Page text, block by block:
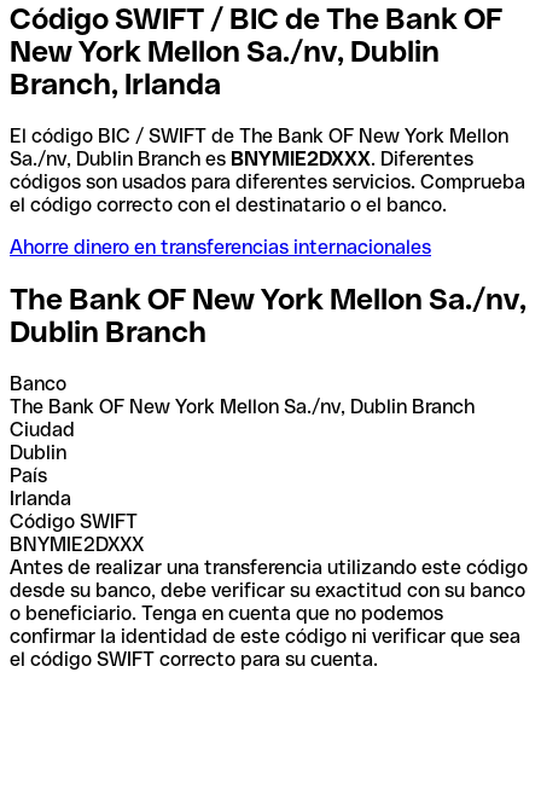
Código SWIFT / BIC de The Bank OF
New York Mellon Sa./nv, Dublin
Branch, Irlanda
El código BIC / SWIFT de The Bank OF New York Mellon
Sa./nv, Dublin Branch es BNYMIE2DXXX. Diferentes
códigos son usados para diferentes servicios. Comprueba
el código correcto con el destinatario o el banco.
Ahorre dinero en transferencias internacionales
The Bank OF New York Mellon Sa./nv,
Dublin Branch
Banco
The Bank OF New York Mellon Sa./nv, Dublin Branch
Ciudad
Dublin
País
Irlanda
Código SWIFT
BNYMIE2DXXX
Antes de realizar una transferencia utilizando este código
desde su banco, debe verificar su exactitud con su banco
o beneficiario. Tenga en cuenta que no podemos
confirmar la identidad de este código ni verificar que sea
el código SWIFT correcto para su cuenta.